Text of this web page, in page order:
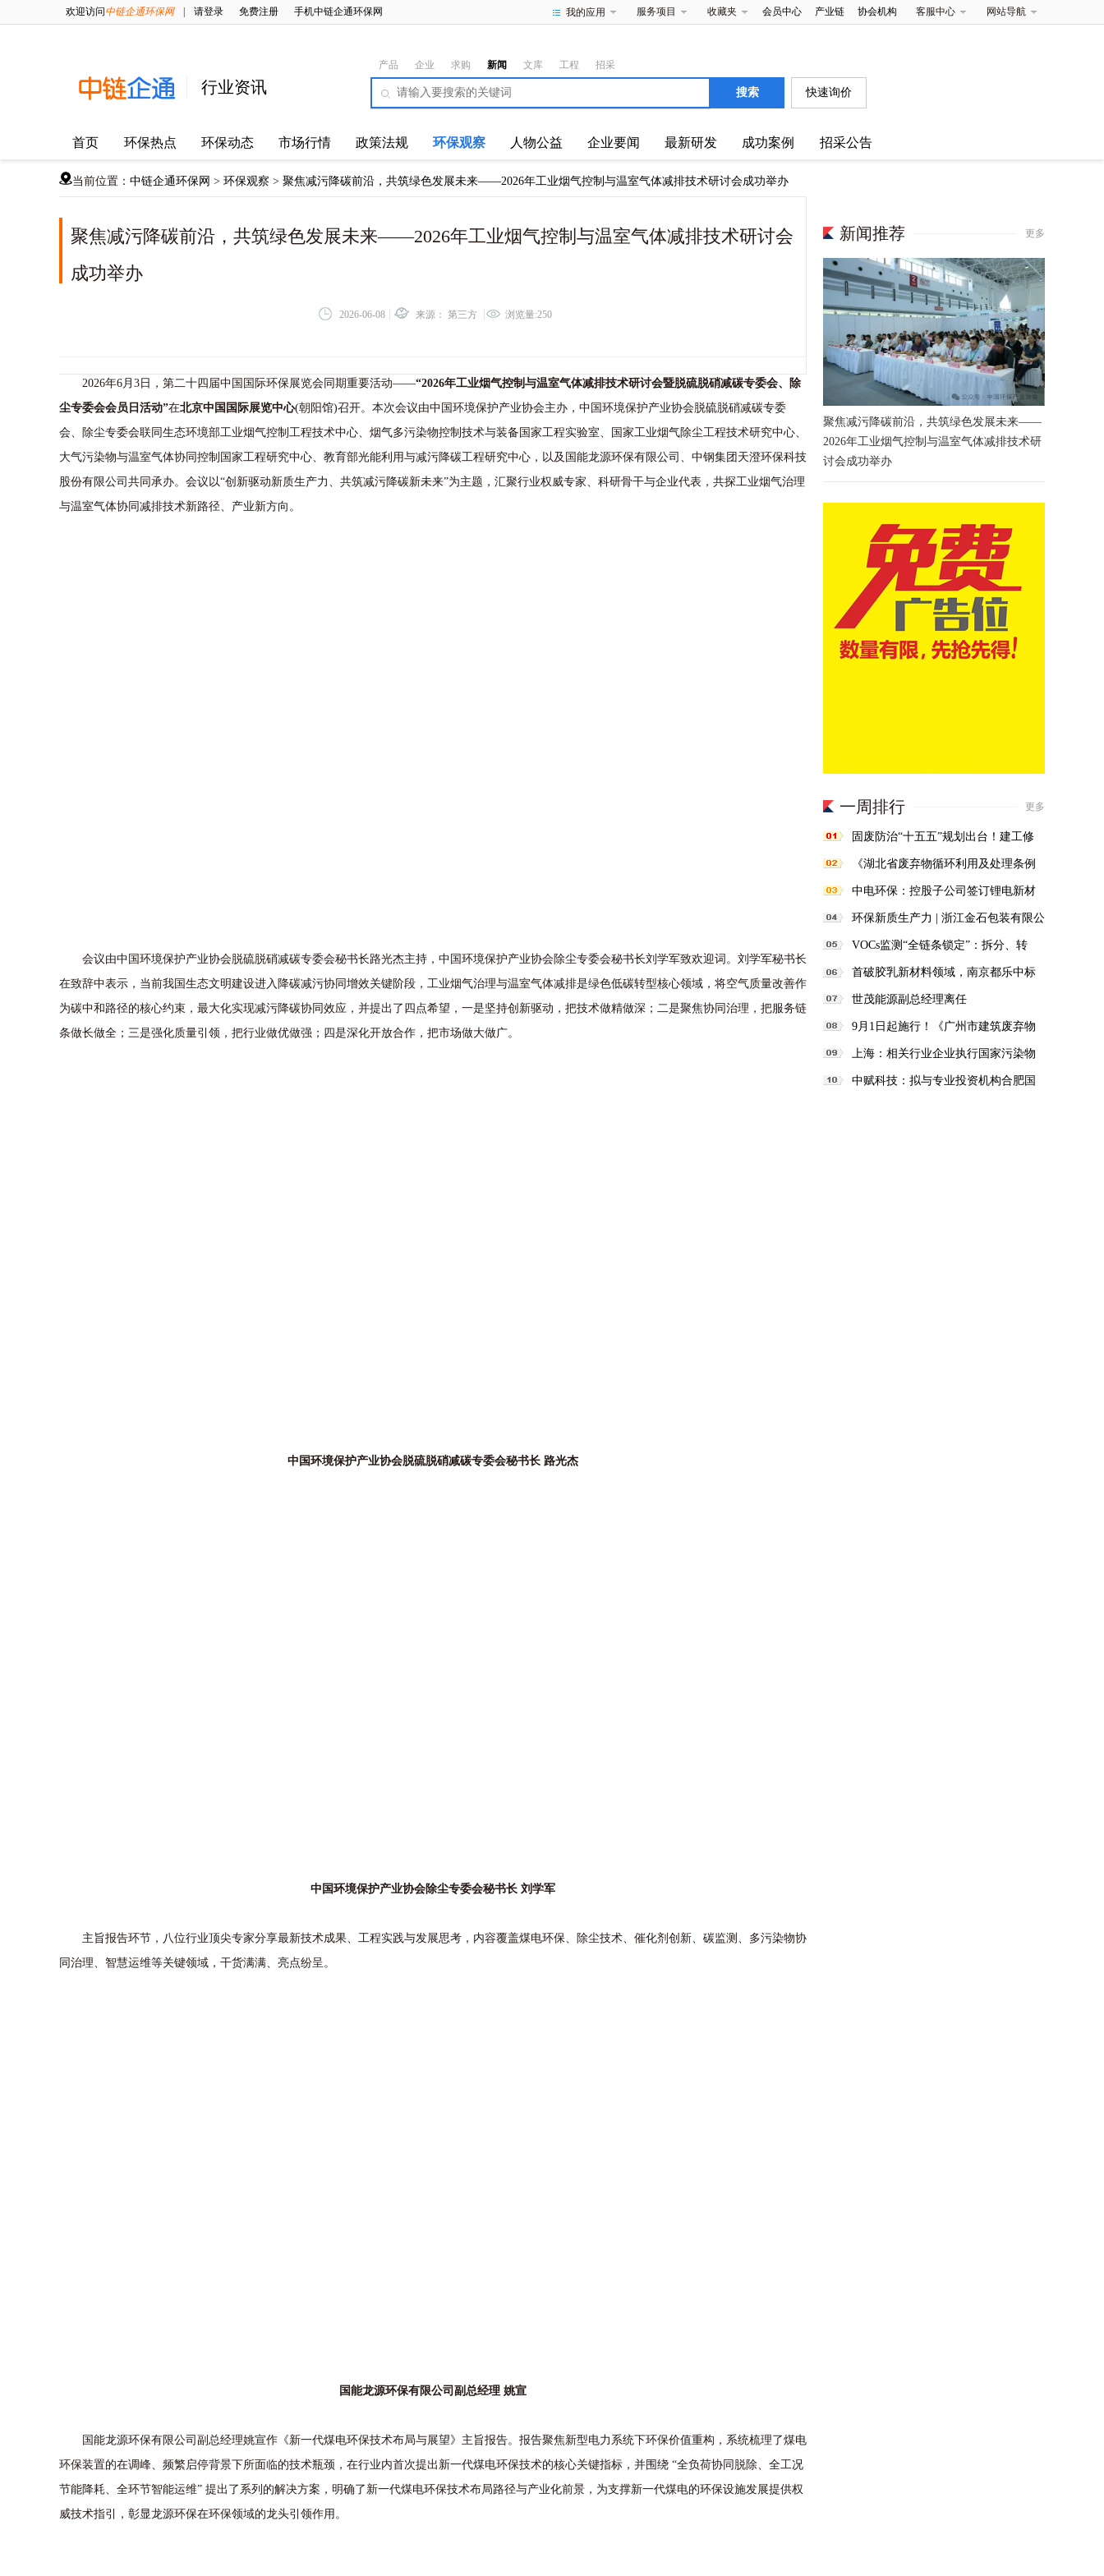
欢迎访问中链企通环保网 请登录 免费注册 手机中链企通环保网 我的应用 服务项目 收藏夹 会员中心 产业链 协会机构 客服中心 网站导航
行业资讯
产品 企业 求购 新闻 文库 工程 招采
快速询价
首页 环保热点 环保动态 市场行情 政策法规 环保观察 人物公益 企业要闻 最新研发 成功案例 招采公告
当前位置： 中链企通环保网 > 环保观察 > 聚焦减污降碳前沿，共筑绿色发展未来——2026年工业烟气控制与温室气体减排技术研讨会成功举办
聚焦减污降碳前沿，共筑绿色发展未来——2026年工业烟气控制与温室气体减排技术研讨会
成功举办
2026-06-08 来源： 第三方 浏览量:250
2026年6月3日，第二十四届中国国际环保展览会同期重要活动——“2026年工业烟气控制与温室气体减排技术研讨会暨脱硫脱硝减碳专委会、除
尘专委会会员日活动”在北京中国国际展览中心(朝阳馆)召开。本次会议由中国环境保护产业协会主办，中国环境保护产业协会脱硫脱硝减碳专委
会、除尘专委会联同生态环境部工业烟气控制工程技术中心、烟气多污染物控制技术与装备国家工程实验室、国家工业烟气除尘工程技术研究中心、
大气污染物与温室气体协同控制国家工程研究中心、教育部光能利用与减污降碳工程研究中心，以及国能龙源环保有限公司、中钢集团天澄环保科技
股份有限公司共同承办。会议以“创新驱动新质生产力、共筑减污降碳新未来”为主题，汇聚行业权威专家、科研骨干与企业代表，共探工业烟气治理
与温室气体协同减排技术新路径、产业新方向。
会议由中国环境保护产业协会脱硫脱硝减碳专委会秘书长路光杰主持，中国环境保护产业协会除尘专委会秘书长刘学军致欢迎词。刘学军秘书长
在致辞中表示，当前我国生态文明建设进入降碳减污协同增效关键阶段，工业烟气治理与温室气体减排是绿色低碳转型核心领域，将空气质量改善作
为碳中和路径的核心约束，最大化实现减污降碳协同效应，并提出了四点希望，一是坚持创新驱动，把技术做精做深；二是聚焦协同治理，把服务链
条做长做全；三是强化质量引领，把行业做优做强；四是深化开放合作，把市场做大做广。
中国环境保护产业协会脱硫脱硝减碳专委会秘书长 路光杰
中国环境保护产业协会除尘专委会秘书长 刘学军
主旨报告环节，八位行业顶尖专家分享最新技术成果、工程实践与发展思考，内容覆盖煤电环保、除尘技术、催化剂创新、碳监测、多污染物协
同治理、智慧运维等关键领域，干货满满、亮点纷呈。
国能龙源环保有限公司副总经理 姚宣
国能龙源环保有限公司副总经理姚宣作《新一代煤电环保技术布局与展望》主旨报告。报告聚焦新型电力系统下环保价值重构，系统梳理了煤电
环保装置的在调峰、频繁启停背景下所面临的技术瓶颈，在行业内首次提出新一代煤电环保技术的核心关键指标，并围绕 “全负荷协同脱除、全工况
节能降耗、全环节智能运维” 提出了系列的解决方案，明确了新一代煤电环保技术布局路径与产业化前景，为支撑新一代煤电的环保设施发展提供权
威技术指引，彰显龙源环保在环保领域的龙头引领作用。
新闻推荐 更多
聚焦减污降碳前沿，共筑绿色发展未来——
2026年工业烟气控制与温室气体减排技术研
讨会成功举办
一周排行 更多
固废防治“十五五”规划出台！建工修
复抢抓固废领域新机遇
《湖北省废弃物循环利用及处理条例
（草案）》征求意见
中电环保：控股子公司签订锂电新材
料一体化合同5350万元
环保新质生产力 | 浙江金石包装有限公
司年产10000t医药复合包装材料VOCs
吸附回收项目
VOCs监测“全链条锁定”：拆分、转
包、分包一律禁止
首破胶乳新材料领域，南京都乐中标
河南大树实业丁腈胶乳油气回收项目
世茂能源副总经理离任
9月1日起施行！《广州市建筑废弃物
处置核准管理办法》发布
上海：相关行业企业执行国家污染物
排放标准一类水污染物特别排放限值
中赋科技：拟与专业投资机构合肥国